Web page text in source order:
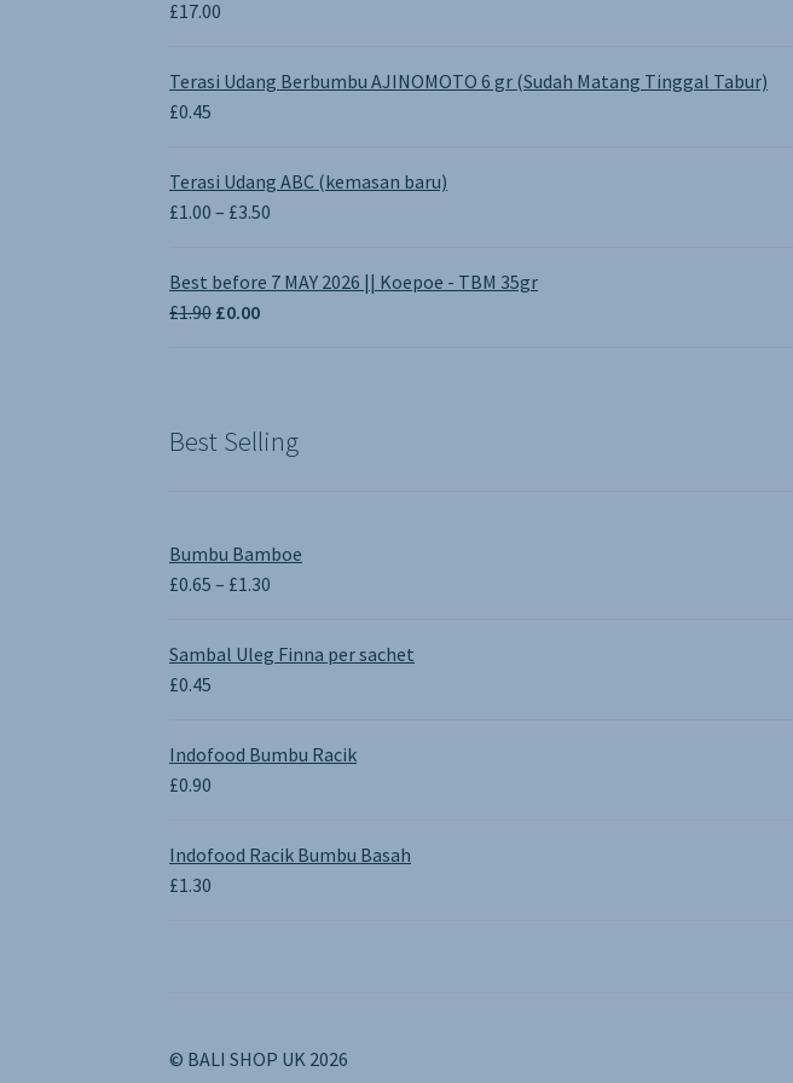
£17.00
Terasi Udang Berbumbu AJINOMOTO 6 gr (Sudah Matang Tinggal Tabur)
£0.45
Terasi Udang ABC (kemasan baru)
£1.00 – £3.50
£1.00
Best before 7 MAY 2026 || Koepoe - TBM 35gr
£1.90 Original
£0.00Current
Best Selling
Bumbu Bamboe
£0.65 – £1.30
£0.65
through
Sambal Uleg Finna per sachet
£0.45
Indofood Bumbu Racik
£0.90
Indofood Racik Bumbu Basah
£1.30
© BALI SHOP UK 2026